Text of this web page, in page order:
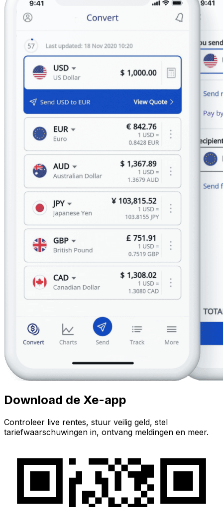
Download de Xe-app
Controleer live rentes, stuur veilig geld, stel
tariefwaarschuwingen in, ontvang meldingen en meer.